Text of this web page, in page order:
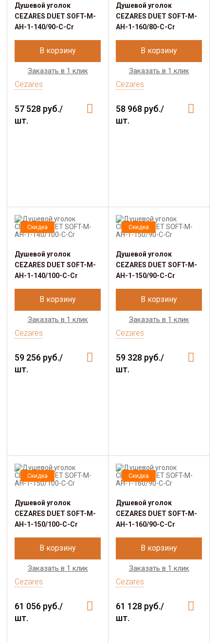
Душевой уголок
CEZARES DUET SOFT-M-
AH-1-140/90-C-Cr
В корзину
Заказать в 1 клик
Cezares
57 528 руб./
шт.
Душевой уголок
CEZARES DUET SOFT-M-
AH-1-160/80-C-Cr
В корзину
Заказать в 1 клик
Cezares
58 968 руб./
шт.
Скидка
Душевой уголок
CEZARES DUET SOFT-M-
AH-1-140/100-C-Cr
В корзину
Заказать в 1 клик
Cezares
59 256 руб./
шт.
Скидка
Душевой уголок
CEZARES DUET SOFT-M-
AH-1-150/90-C-Cr
В корзину
Заказать в 1 клик
Cezares
59 328 руб./
шт.
Скидка
Душевой уголок
CEZARES DUET SOFT-M-
AH-1-150/100-C-Cr
В корзину
Заказать в 1 клик
Cezares
61 056 руб./
шт.
Скидка
Душевой уголок
CEZARES DUET SOFT-M-
AH-1-160/90-C-Cr
В корзину
Заказать в 1 клик
Cezares
61 128 руб./
шт.